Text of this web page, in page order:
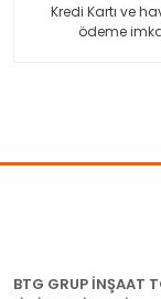
Kredi Kartı ve
ödeme
BTG GRUP İNŞAAT